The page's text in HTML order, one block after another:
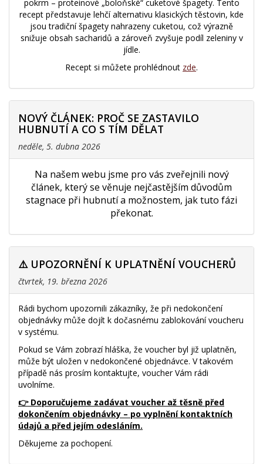
pokrm – proteinové „boloňské“ cuketové špagety. Tento
recept představuje lehčí alternativu klasických těstovin, kde
jsou tradiční špagety nahrazeny cuketou, což výrazně
snižuje obsah sacharidů a zároveň zvyšuje podíl zeleniny v
jídle.
Recept si můžete prohlédnout zde.
NOVÝ ČLÁNEK: PROČ SE ZASTAVILO
HUBNUTÍ A CO S TÍM DĚLAT
neděle, 5. dubna 2026
Na našem webu jsme pro vás zveřejnili nový
článek, který se věnuje nejčastějším důvodům
stagnace při hubnutí a možnostem, jak tuto fázi
překonat.
⚠️ UPOZORNĚNÍ K UPLATNĚNÍ VOUCHERŮ
čtvrtek, 19. března 2026
Rádi bychom upozornili zákazníky, že při nedokončení
objednávky může dojít k dočasnému zablokování voucheru
v systému.
Pokud se Vám zobrazí hláška, že voucher byl již uplatněn,
může být uložen v nedokončené objednávce. V takovém
případě nás prosím kontaktujte, voucher Vám rádi
uvolníme.
👉 Doporučujeme zadávat voucher až těsně před
dokončením objednávky – po vyplnění kontaktních
údajů a před jejím odesláním.
Děkujeme za pochopení.